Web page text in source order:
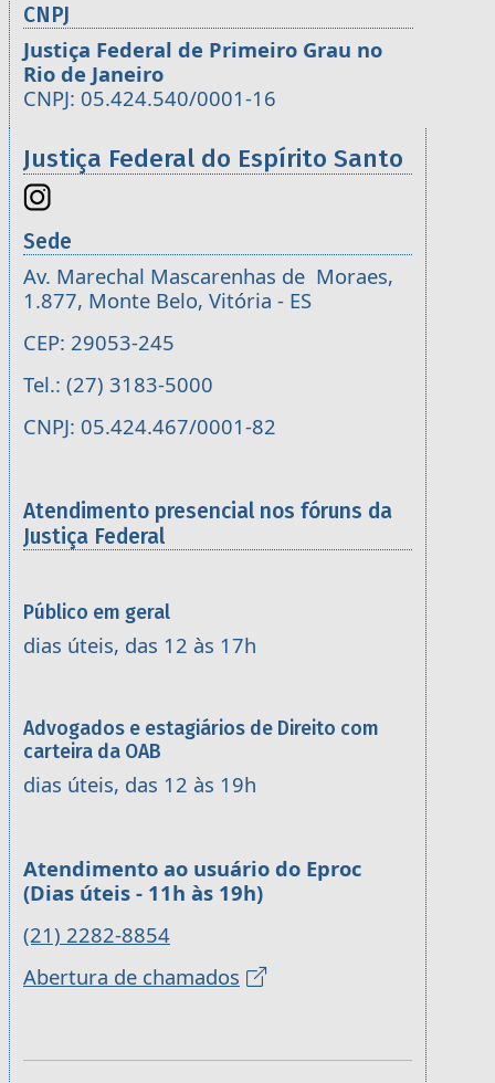
CNPJ
Justiça Federal de Primeiro Grau no
Rio de Janeiro
CNPJ: 05.424.540/0001-16
Justiça Federal do Espírito Santo
Sede
Av. Marechal Mascarenhas de Moraes,
1.877, Monte Belo, Vitória - ES
CEP: 29053-245
Tel.: (27) 3183-5000
CNPJ: 05.424.467/0001-82
Atendimento presencial nos fóruns da
Justiça Federal
Público em geral
dias úteis, das 12 às 17h
Advogados e estagiários de Direito com
carteira da OAB
dias úteis, das 12 às 19h
Atendimento ao usuário do Eproc
(Dias úteis - 11h às 19h)
(21) 2282-8854
Abertura de chamados